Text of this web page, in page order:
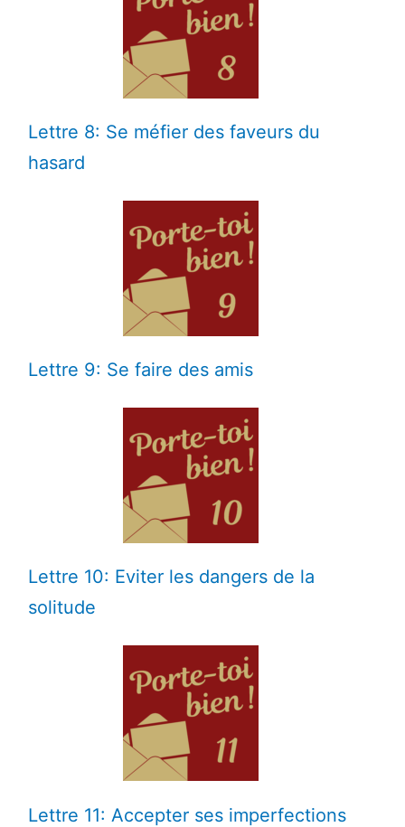
Lettre 8: Se méfier des faveurs du
hasard
Lettre 9: Se faire des amis
Lettre 10: Eviter les dangers de la
solitude
Lettre 11: Accepter ses imperfections